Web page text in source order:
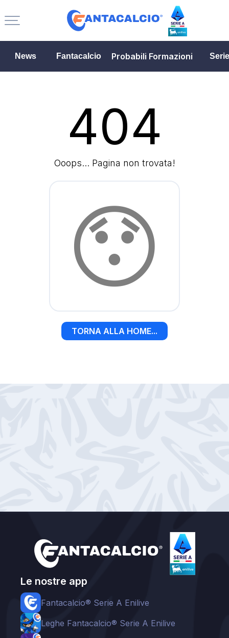
News Fantacalcio Probabili Formazioni
404
Ooops... Pagina non trovata!
😯
TORNA ALLA HOME...
Le nostre app
Fantacalcio® Serie A Enilive
Leghe Fantacalcio® Serie A Enilive